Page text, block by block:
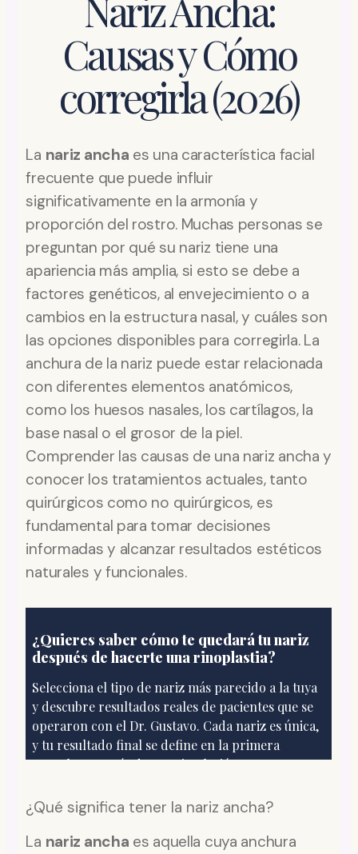
Causas y Cómo
corregirla (2026)
La nariz ancha es una característica facial
frecuente que puede influir
significativamente en la armonía y
proporción del rostro. Muchas personas se
preguntan por qué su nariz tiene una
apariencia más amplia, si esto se debe a
factores genéticos, al envejecimiento o a
cambios en la estructura nasal, y cuáles son
las opciones disponibles para corregirla. La
anchura de la nariz puede estar relacionada
con diferentes elementos anatómicos,
como los huesos nasales, los cartílagos, la
base nasal o el grosor de la piel.
Comprender las causas de una nariz ancha y
conocer los tratamientos actuales, tanto
quirúrgicos como no quirúrgicos, es
fundamental para tomar decisiones
informadas y alcanzar resultados estéticos
naturales y funcionales.
¿Qué significa tener la nariz ancha?
La nariz ancha es aquella cuya anchura